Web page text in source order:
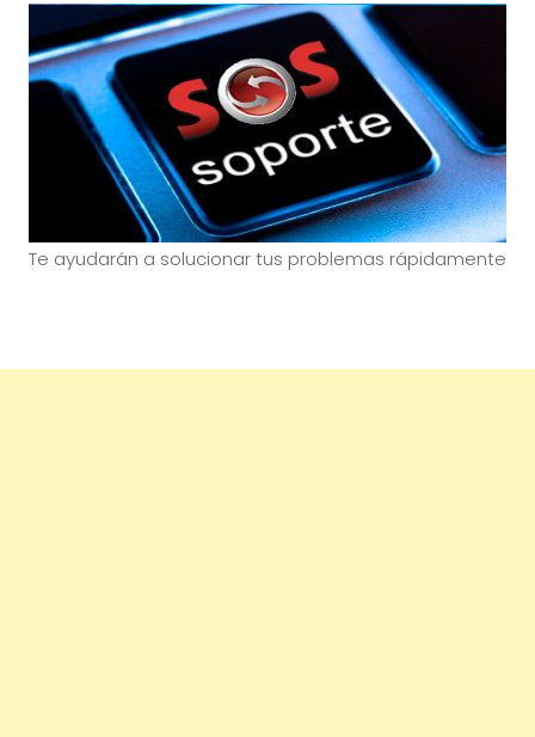
Te ayudarán a solucionar tus problemas rápidamente